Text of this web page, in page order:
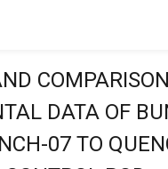
DATA OF
07 TO